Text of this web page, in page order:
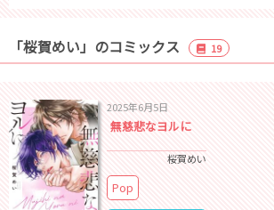
「桜賀めい」のコミックス 19
2025年6月5日
無慈悲なヨルに
桜賀めい
Pop